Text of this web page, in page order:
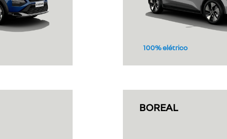
100% elétrico
BOREAL